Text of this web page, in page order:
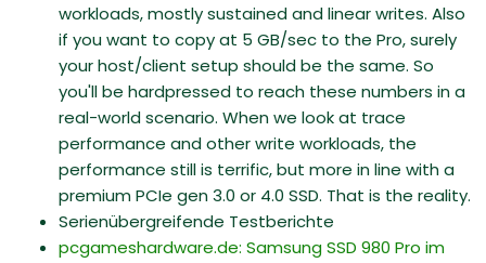
workloads, mostly sustained and linear writes. Also
if you want to copy at 5 GB/sec to the Pro, surely
your host/client setup should be the same. So
you'll be hardpressed to reach these numbers in a
real-world scenario. When we look at trace
performance and other write workloads, the
performance still is terrific, but more in line with a
premium PCIe gen 3.0 or 4.0 SSD. That is the reality.
Serienübergreifende Testberichte
pcgameshardware.de: Samsung SSD 980 Pro im